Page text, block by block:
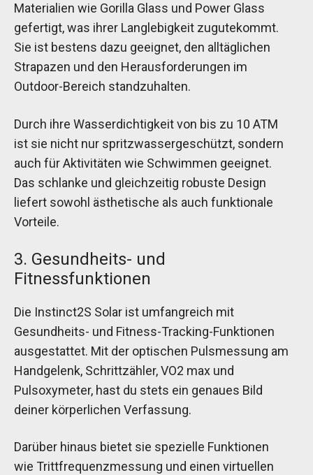
Materialien wie Gorilla Glass und Power Glass
gefertigt, was ihrer Langlebigkeit zugutekommt.
Sie ist bestens dazu geeignet, den alltäglichen
Strapazen und den Herausforderungen im
Outdoor-Bereich standzuhalten.
Durch ihre Wasserdichtigkeit von bis zu 10 ATM
ist sie nicht nur spritzwassergeschützt, sondern
auch für Aktivitäten wie Schwimmen geeignet.
Das schlanke und gleichzeitig robuste Design
liefert sowohl ästhetische als auch funktionale
Vorteile.
3. Gesundheits- und
Fitnessfunktionen
Die Instinct2S Solar ist umfangreich mit
Gesundheits- und Fitness-Tracking-Funktionen
ausgestattet. Mit der optischen Pulsmessung am
Handgelenk, Schrittzähler, VO2 max und
Pulsoxymeter, hast du stets ein genaues Bild
deiner körperlichen Verfassung.
Darüber hinaus bietet sie spezielle Funktionen
wie Trittfrequenzmessung und einen virtuellen